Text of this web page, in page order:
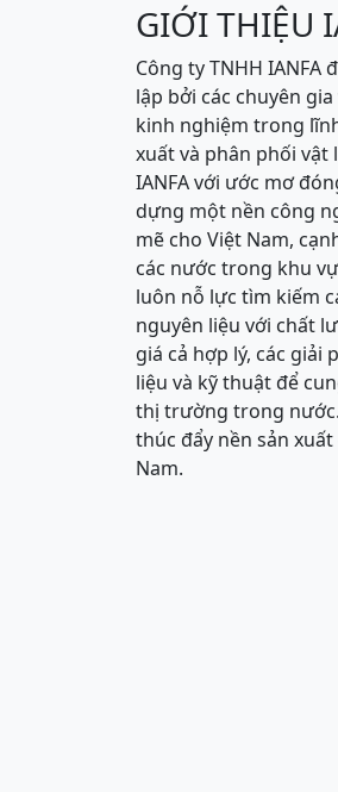
GIỚI THIỆU
Công ty TNHH IANFA
lập bởi các chuyên
kinh nghiệm trong
xuất và phân phối vật
IANFA với ước mơ
dựng một nền công
mẽ cho Việt Nam,
các nước trong khu
luôn nỗ lực tìm kiếm
nguyên liệu với chất
giá cả hợp lý, các giải
liệu và kỹ thuật để
thị trường trong
thúc đẩy nền sản xuất
Nam.